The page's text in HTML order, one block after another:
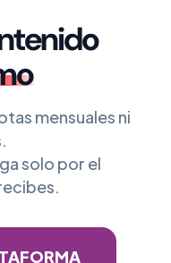
mensuales ni
solo por el